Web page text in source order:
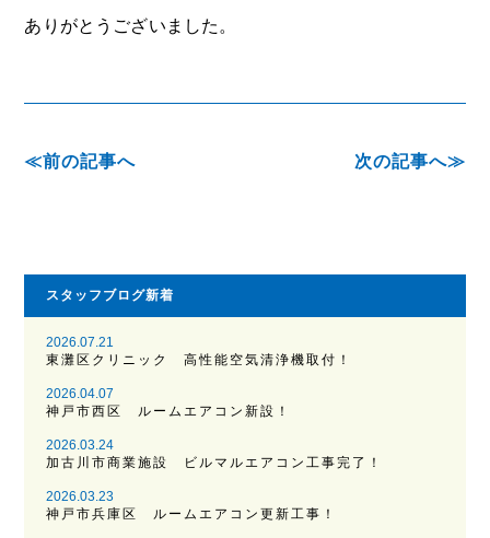
ありがとうございました。
前の記事へ 次の記事へ
スタッフブログ新着
2026.07.21
東灘区クリニック 高性能空気清浄機取付！
2026.04.07
神戸市西区 ルームエアコン新設！
2026.03.24
加古川市商業施設 ビルマルエアコン工事完了！
2026.03.23
神戸市兵庫区 ルームエアコン更新工事！